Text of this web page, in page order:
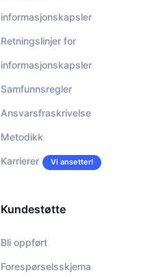
informasjonskapsler
Retningslinjer for
informasjonskapsler
Samfunnsregler
Ansvarsfraskrivelse
Metodikk
Karrierer Vi ansetter!
Kundestøtte
Bli oppført
Forespørselsskjema